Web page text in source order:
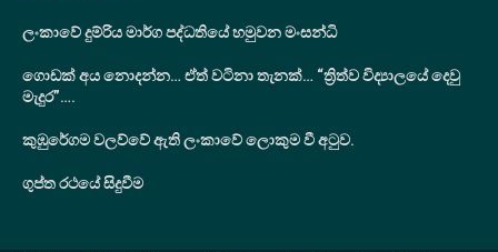
ලංකාවේ දුම්රිය මාර්ග පද්ධතියේ හමුවන මංසන්ධි
ගොඩක් අය නොදන්න… ඒත් වටිනා තැනක්… “ත්‍රිත්ව විද්‍යාලයේ දෙවු
මැදුර”….
කුඹුරේගම වලව්වේ ඇති ලංකාවේ ලොකුම වී අටුව.
ගුප්ත රථයේ සිදුවීම